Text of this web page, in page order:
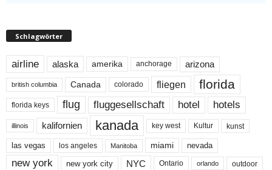
Schlagwörter
airline alaska amerika anchorage arizona
british columbia Canada colorado fliegen florida
florida keys flug fluggesellschaft hotel hotels
illinois kalifornien kanada key west Kultur kunst
las vegas los angeles Manitoba miami nevada
new york new york city NYC Ontario orlando outdoor